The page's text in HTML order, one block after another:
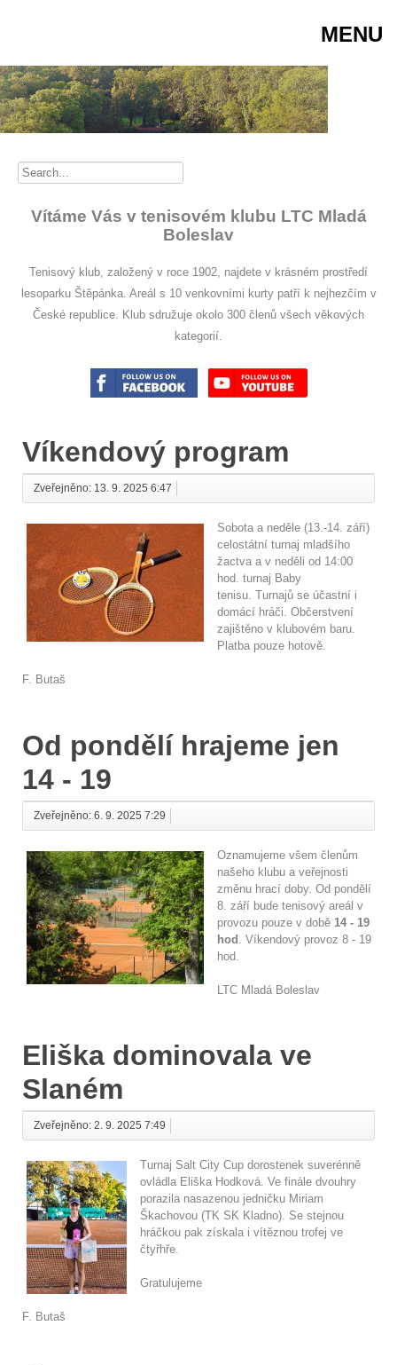
MENU
Vítáme Vás v tenisovém klubu LTC Mladá
Boleslav
Tenisový klub, založený v roce 1902, najdete v krásném prostředí
lesoparku Štěpánka. Areál s 10 venkovními kurty patří k nejhezčím v
České republice. Klub sdružuje okolo 300 členů všech věkových
kategorií.
Víkendový program
Zveřejněno: 13. 9. 2025 6:47
Sobota a neděle (13.-14. září)
celostátní turnaj mladšího
žactva a v neděli od 14:00
hod. turnaj Baby
tenisu. Turnajů se účastní i
domácí hráči. Občerstvení
zajištěno v klubovém baru.
Platba pouze hotově.
F. Butaš
Od pondělí hrajeme jen
14 - 19
Zveřejněno: 6. 9. 2025 7:29
Oznamujeme všem členům
našeho klubu a veřejnosti
změnu hrací doby. Od pondělí
8. září bude tenisový areál v
provozu pouze v době 14 - 19
hod . Víkendový provoz 8 - 19
hod.
LTC Mladá Boleslav
Eliška dominovala ve
Slaném
Zveřejněno: 2. 9. 2025 7:49
Turnaj Salt City Cup dorostenek suverénně
ovládla Eliška Hodková. Ve finále dvouhry
porazila nasazenou jedničku Miriam
Škachovou (TK SK Kladno). Se stejnou
hráčkou pak získala i vítěznou trofej ve
čtyřhře.
Gratulujeme
F. Butaš